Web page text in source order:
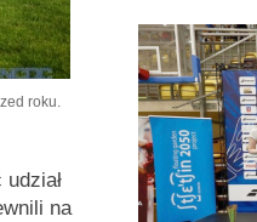
roku.
na